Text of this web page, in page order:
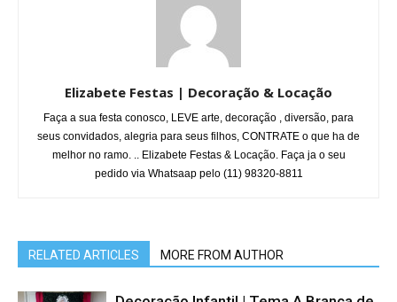
Elizabete Festas | Decoração & Locação
Faça a sua festa conosco, LEVE arte, decoração , diversão, para
seus convidados, alegria para seus filhos, CONTRATE o que ha de
melhor no ramo. .. Elizabete Festas & Locação. Faça ja o seu
pedido via Whatsaap pelo (11) 98320-8811
RELATED ARTICLES MORE FROM AUTHOR